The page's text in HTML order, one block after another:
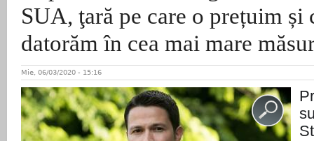
SUA, ţară pe care o prețuim și
datorăm în cea mai mare
Mie, 06/03/2020 - 15:16